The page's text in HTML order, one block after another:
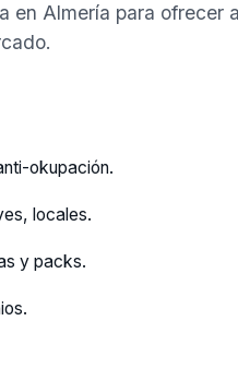
en Almería para ofrecer
okupación.
locales.
y packs.